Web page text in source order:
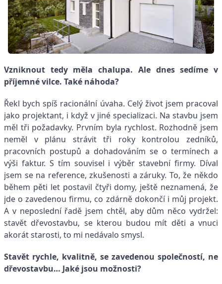
Vzniknout tedy měla chalupa. Ale dnes sedíme v
příjemné vilce. Také náhoda?
Řekl bych spíš racionální úvaha. Celý život jsem pracoval
jako projektant, i když v jiné specializaci. Na stavbu jsem
měl tři požadavky. Prvním byla rychlost. Rozhodně jsem
neměl v plánu strávit tři roky kontrolou zedníků,
pracovních postupů a dohadováním se o termínech a
výši faktur. S tím souvisel i výběr stavební firmy. Díval
jsem se na reference, zkušenosti a záruky. To, že někdo
během pěti let postavil čtyři domy, ještě neznamená, že
jde o zavedenou firmu, co zdárně dokončí i můj projekt.
A v neposlední řadě jsem chtěl, aby dům něco vydržel:
stavět dřevostavbu, se kterou budou mít děti a vnuci
akorát starosti, to mi nedávalo smysl.
Stavět rychle, kvalitně, se zavedenou společností, ne
dřevostavbu… Jaké jsou možnosti?